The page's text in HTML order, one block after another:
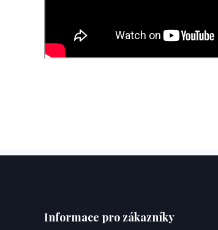
Informace pro zákazníky